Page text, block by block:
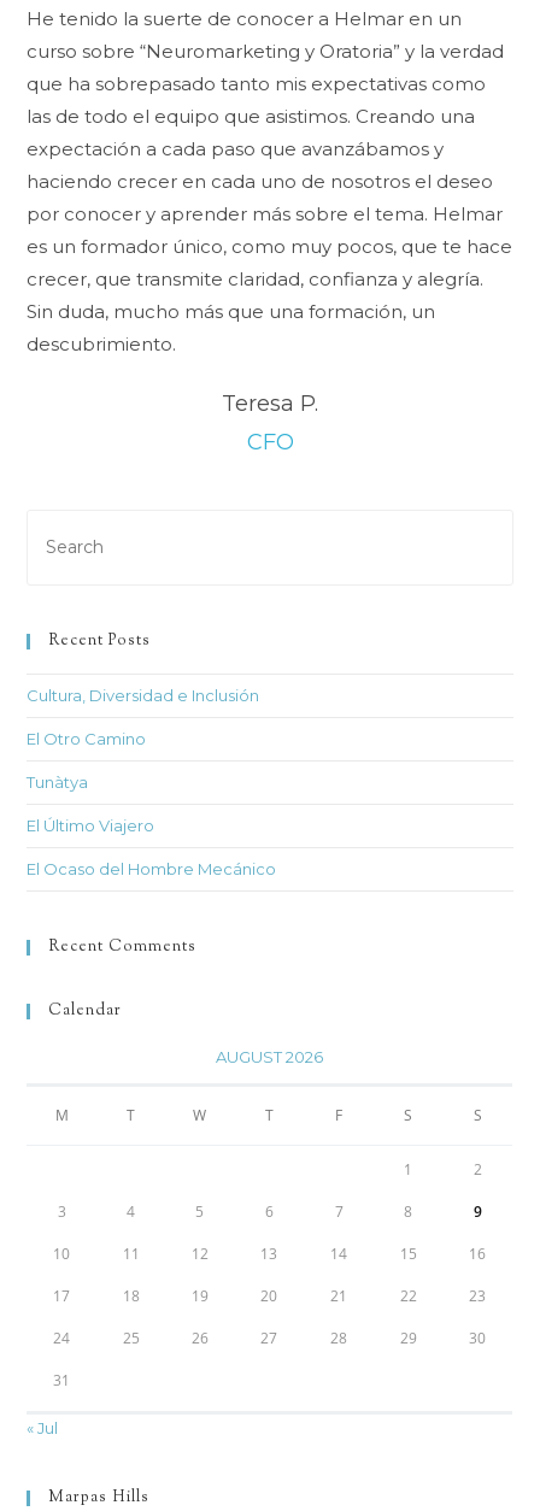
He tenido la suerte de conocer a Helmar en un
curso sobre “Neuromarketing y Oratoria” y la verdad
que ha sobrepasado tanto mis expectativas como
las de todo el equipo que asistimos. Creando una
expectación a cada paso que avanzábamos y
haciendo crecer en cada uno de nosotros el deseo
por conocer y aprender más sobre el tema. Helmar
es un formador único, como muy pocos, que te hace
crecer, que transmite claridad, confianza y alegría.
Sin duda, mucho más que una formación, un
descubrimiento.
Teresa P.
CFO
Recent Posts
Cultura, Diversidad e Inclusión
El Otro Camino
Tunàtya
El Último Viajero
El Ocaso del Hombre Mecánico
Recent Comments
Calendar
AUGUST 2026
M T W T F S S
1 2
3 4 5 6 7 8 9
10 11 12 13 14 15 16
17 18 19 20 21 22 23
24 25 26 27 28 29 30
31
« Jul
Marpas Hills